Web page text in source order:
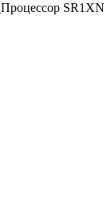
Процессор